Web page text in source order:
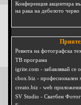
Конференция акцентира
на рака на дебелото черво
Ревюта на фотографска
ТВ програма
igrite.com - забавлявай се
cbox.biz - професионален
creato.biz - web
SV Studio - Сватбен